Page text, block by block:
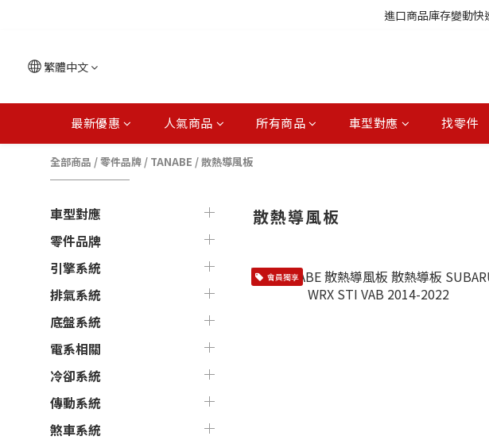
註冊就送
進口商品庫存變動
繁體中文
最新優惠 人氣商品 所有商品 車型對應 找零件
全部商品 /零件品牌 / TANABE /散熱導風板
車型對應
零件品牌
引擎系統
排氣系統
底盤系統
電系相關
冷卻系統
傳動系統
煞車系統
散熱導風板
會員獨享